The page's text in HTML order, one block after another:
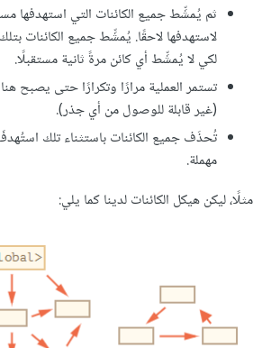
ثم يُمشِّط جميع الكائنات التي استهدفها
لاستهدفها لاحقًا. يُمشِّط جميع الكائنات
لكي لا يُمشِّط أي كائن مرةً ثانية مستقبلًا.
تستمر العملية مرارًا وتكرارًا حتى يصبح
(غير قابلة للوصول من أي جذر).
تُحذَف جميع الكائنات باستثناء تلك
مهملة.
مثلًا، ليكن هيكل الكائنات لدينا كما يلي: